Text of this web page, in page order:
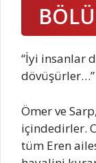
“İyi insanlar
dövüşürler…”
Ömer ve
içindedirler.
tüm Eren